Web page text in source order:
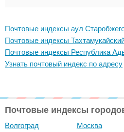
Почтовые индексы аул
Почтовые индексы
Почтовые индексы Республика
Узнать почтовый индекс по адресу
Почтовые индексы
Волгоград
Москва